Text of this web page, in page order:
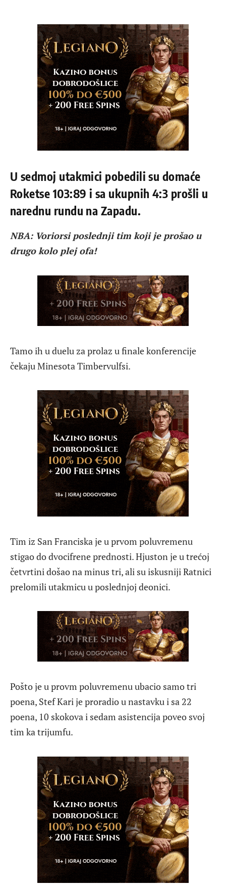
U sedmoj utakmici pobedili su domaće
Roketse 103:89 i sa ukupnih 4:3 prošli u
narednu rundu na Zapadu.
NBA: Voriorsi poslednji tim koji je prošao u
drugo kolo plej ofa!
Tamo ih u duelu za prolaz u finale konferencije
čekaju Minesota Timbervulfsi.
Tim iz San Franciska je u prvom poluvremenu
stigao do dvocifrene prednosti. Hjuston je u trećoj
četvrtini došao na minus tri, ali su iskusniji Ratnici
prelomili utakmicu u poslednjoj deonici.
Pošto je u provm poluvremenu ubacio samo tri
poena, Stef Kari je proradio u nastavku i sa 22
poena, 10 skokova i sedam asistencija poveo svoj
tim ka trijumfu.